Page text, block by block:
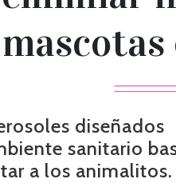
mascotas
diseñados
sanitario
a los animalitos.